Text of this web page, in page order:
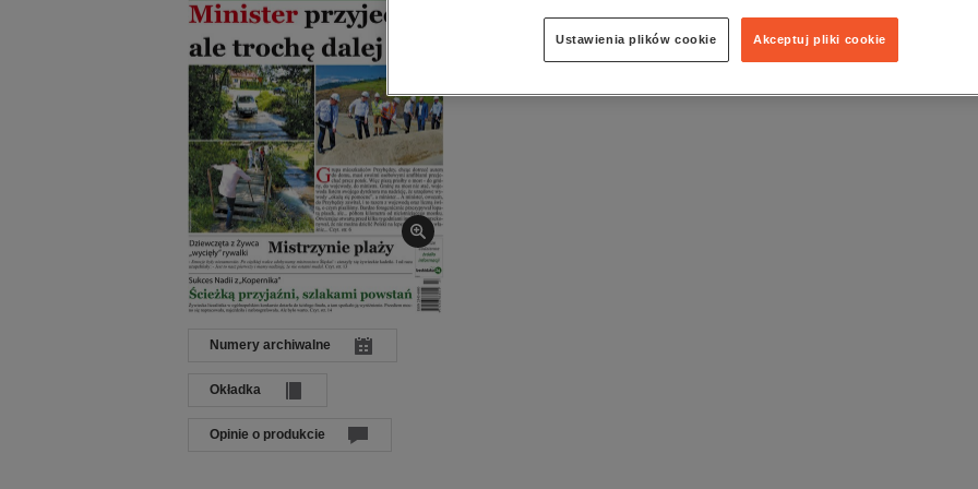
Numery archiwalne
Okładka
Opinie o produkcie
Wydawnictwo Prasa Beskidzka
Akceptuj pliki cookie
Ustawienia plików cookie